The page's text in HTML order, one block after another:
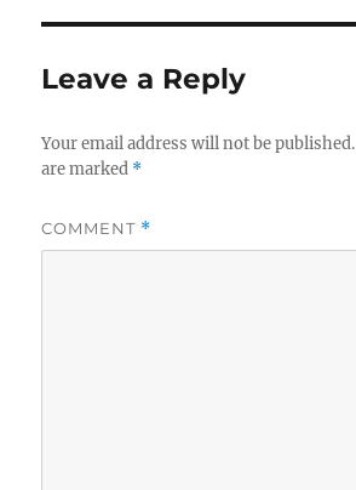
Leave a Reply
Your email address will not be published.
are marked *
COMMENT *